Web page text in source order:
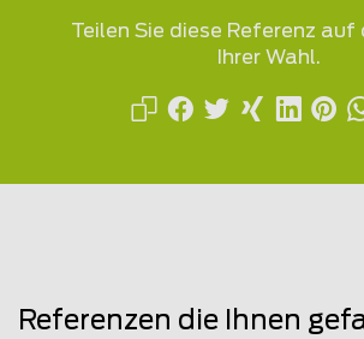
Teilen Sie diese Referenz auf
Ihrer Wahl.
Referenzen die Ihnen